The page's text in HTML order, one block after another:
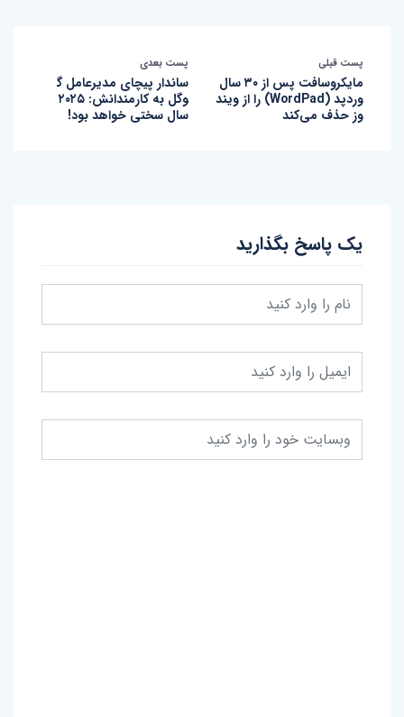
پست قبلی
مایکروسافت پس از ۳۰ سال
وردپد (WordPad) را از ویند
وز حذف می‌کند
پست بعدی
ساندار پیچای مدیرعامل گ
وگل به کارمندانش: ۲۰۲۵
سال سختی خواهد بود!
یک پاسخ بگذارید